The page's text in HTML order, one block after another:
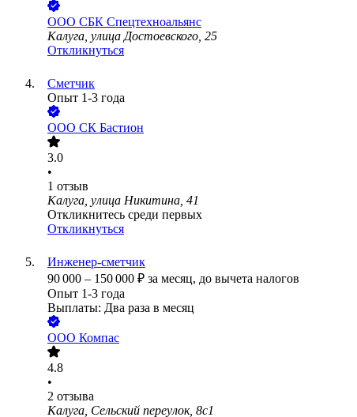
ООО СБК Спецтехноальянс
Калуга, улица Достоевского, 25
Откликнуться
Сметчик
Опыт 1-3 года
ООО СК Бастион
3.0
•
1 отзыв
Калуга, улица Никитина, 41
Откликнитесь среди первых
Откликнуться
Инженер-сметчик
90 000 – 150 000 ₽ за месяц, до вычета налогов
Опыт 1-3 года
Выплаты: Два раза в месяц
ООО Компас
4.8
•
2 отзыва
Калуга, Сельский переулок, 8с1